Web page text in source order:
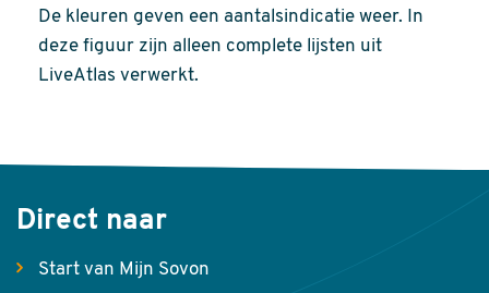
De kleuren geven een aantalsindicatie weer. In
deze figuur zijn alleen complete lijsten uit
LiveAtlas verwerkt.
Direct naar
Start van Mijn Sovon